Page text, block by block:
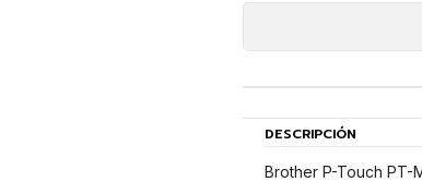
DESCRIPCIÓN
Brother P-Touch PT-